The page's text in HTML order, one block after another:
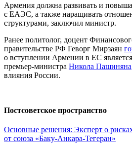
Армения должна развивать и
с ЕАЭС, а также наращивать
структурами, заключил министр.
Ранее политолог, доцент
правительстве РФ Геворг Мирзаян
о вступлении Армении в ЕС
премьер-министра Никола Пашиняна
влияния России.
Постсоветское пространство
Основные решения: Эксперт о
от союза «Баку-Анкара-Тегеран»